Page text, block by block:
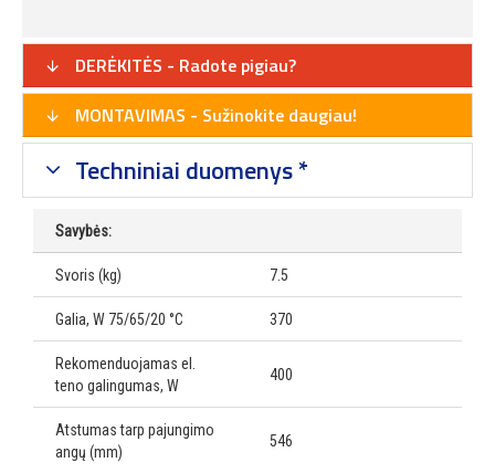
DERĖKITĖS - Radote pigiau?
MONTAVIMAS - Sužinokite daugiau!
Techniniai duomenys *
Savybės:
Svoris (kg) 7.5
Galia, W 75/65/20 °C 370
Rekomenduojamas el.
teno galingumas, W
400
Atstumas tarp pajungimo
angų (mm)
546